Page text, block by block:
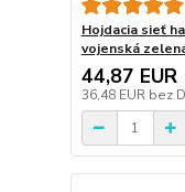
Hojdacia sieť
vojenská
44,87 EUR
36,48 EUR bez